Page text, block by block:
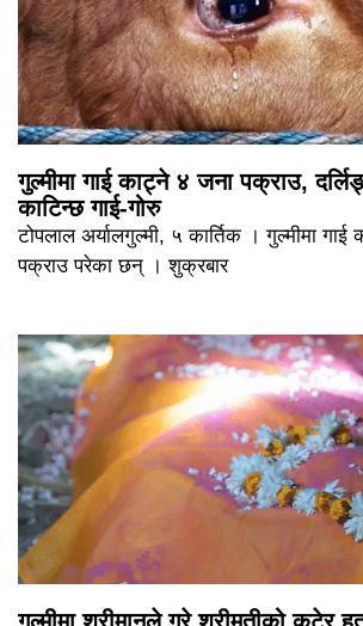
गुल्मीमा गाई काट्ने ४ जना पक्राउ,
काटिन्छ गाई-गोरु
टोपलाल अर्यालगुल्मी, ५ कार्तिक । गुल्मीमा
पक्राउ परेका छन् । शुक्रबार